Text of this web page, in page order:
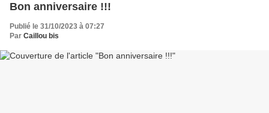
Bon anniversaire !!!
Publié le 31/10/2023 à 07:27
Par Caillou bis